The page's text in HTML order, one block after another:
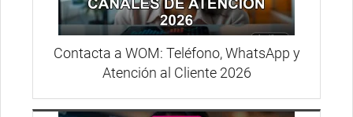
Contacta a WOM: Teléfono, WhatsApp y
Atención al Cliente 2026